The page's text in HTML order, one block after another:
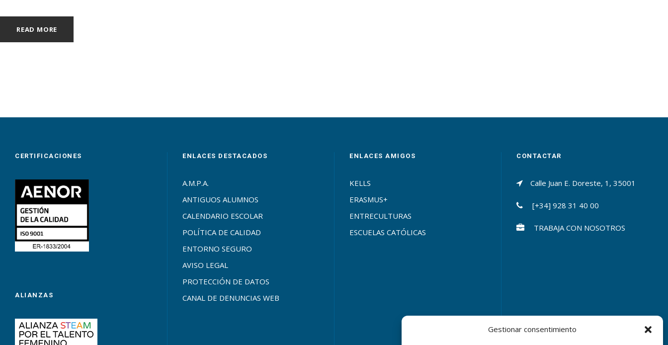
Gestionar consentimiento
READ MORE
CERTIFICACIONES
ALIANZAS
ENLACES DESTACADOS
A.M.P.A.
ANTIGUOS ALUMNOS
CALENDARIO ESCOLAR
POLÍTICA DE CALIDAD
ENTORNO SEGURO
AVISO LEGAL
PROTECCIÓN DE DATOS
CANAL DE DENUNCIAS WEB
ENLACES AMIGOS
KELLS
ERASMUS+
ENTRECULTURAS
ESCUELAS CATÓLICAS
CONTACTAR
Calle Juan E. Doreste, 1, 35001
[+34] 928 31 40 00
TRABAJA CON NOSOTROS